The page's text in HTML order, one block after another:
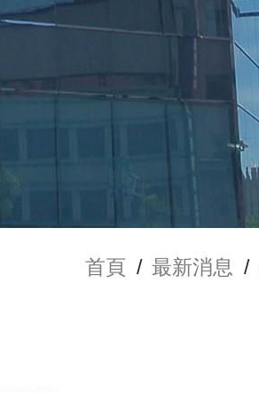
首頁 / 最新消息 /